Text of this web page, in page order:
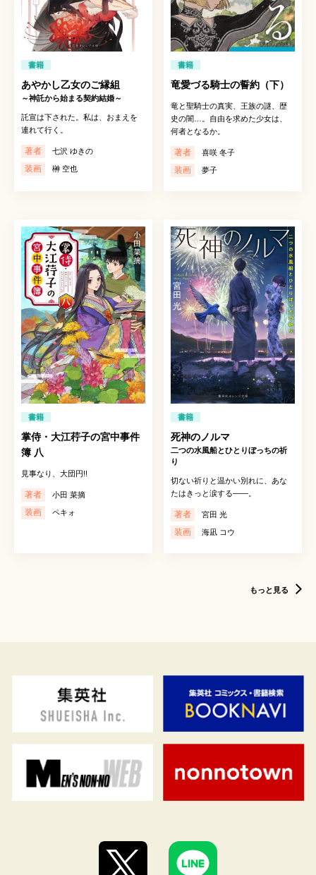
書籍
あやかし乙女のご縁組
～神託から始まる契約結婚～
託宣は下された。私は、おまえを
連れて行く。
著者 七沢 ゆきの
装画 榊 空也
書籍
竜愛づる騎士の誓約（下）
竜と聖騎士の真実、王族の謎、歴
史の闇…。自由を求めた少女は、
何者となるか。
著者 喜咲 冬子
装画 夢子
書籍
掌侍・大江荇子の宮中事件
簿 八
見事なり、大団円!!
著者 小田 菜摘
装画 ペキォ
書籍
死神のノルマ
二つの水風船とひとりぼっちの祈
り
切ない祈りと温かい別れに、あな
たはきっと涙する――。
著者 宮田 光
装画 海凪 コウ
もっと見る